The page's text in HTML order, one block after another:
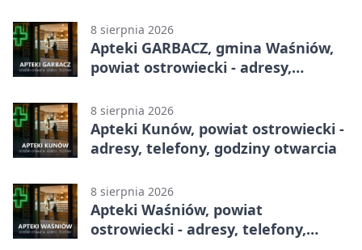
8 sierpnia 2026
Apteki GARBACZ, gmina Waśniów,
powiat ostrowiecki - adresy,
8 sierpnia 2026
Apteki Kunów, powiat ostrowiecki -
adresy, telefony, godziny otwarcia
8 sierpnia 2026
Apteki Waśniów, powiat
ostrowiecki - adresy, telefony,